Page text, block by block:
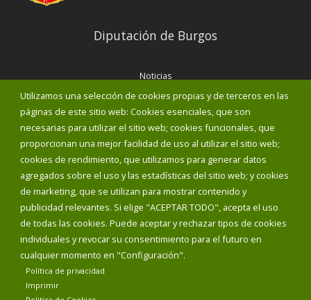
Utilizamos una selección de cookies propias y de terceros en las
páginas de este sitio web: Cookies esenciales, que son
necesarias para utilizar el sitio web; cookies funcionales, que
proporcionan una mejor facilidad de uso al utilizar el sitio web;
cookies de rendimiento, que utilizamos para generar datos
agregados sobre el uso y las estadísticas del sitio web; y cookies
de marketing, que se utilizan para mostrar contenido y
publicidad relevantes. Si elige "ACEPTAR TODO", acepta el uso
de todas las cookies. Puede aceptar y rechazar tipos de cookies
individuales y revocar su consentimiento para el futuro en
cualquier momento en "Configuración".
Política de privacidad
Imprimir
Diputación de Burgos
Noticias
Eventos
Corporación Municipal
Teléfonos de interés
INICIAR SESIÓN
MAPA WEB